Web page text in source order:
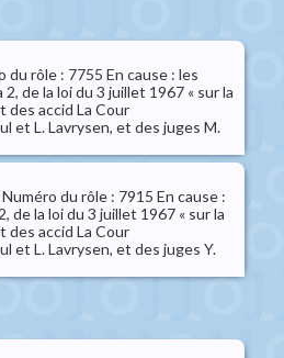
rôle : 7755 En cause : les
de la loi du 3 juillet 1967 « sur la
des accid La Cour
et L. Lavrysen, et des juges M.
du rôle : 7915 En cause :
de la loi du 3 juillet 1967 « sur la
des accid La Cour
et L. Lavrysen, et des juges Y.